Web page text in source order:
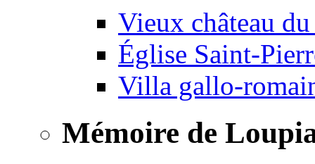
Vieux château
Église Saint-
Villa gallo-
Mémoire de